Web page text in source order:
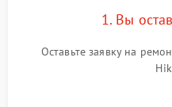
1. Вы
Оставьте заявку на